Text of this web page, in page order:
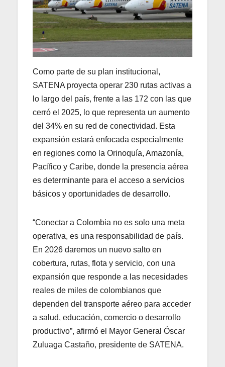
Como parte de su plan institucional,
SATENA proyecta operar 230 rutas activas a
lo largo del país, frente a las 172 con las que
cerró el 2025, lo que representa un aumento
del 34% en su red de conectividad. Esta
expansión estará enfocada especialmente
en regiones como la Orinoquía, Amazonía,
Pacífico y Caribe, donde la presencia aérea
es determinante para el acceso a servicios
básicos y oportunidades de desarrollo.
“Conectar a Colombia no es solo una meta
operativa, es una responsabilidad de país.
En 2026 daremos un nuevo salto en
cobertura, rutas, flota y servicio, con una
expansión que responde a las necesidades
reales de miles de colombianos que
dependen del transporte aéreo para acceder
a salud, educación, comercio o desarrollo
productivo”, afirmó el Mayor General Óscar
Zuluaga Castaño, presidente de SATENA.